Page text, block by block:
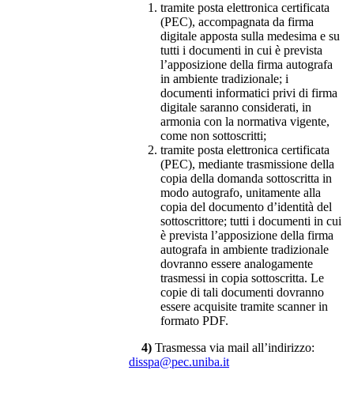
tramite posta elettronica certificata
(PEC), accompagnata da firma
digitale apposta sulla medesima e su
tutti i documenti in cui è prevista
l’apposizione della firma autografa
in ambiente tradizionale; i
documenti informatici privi di firma
digitale saranno considerati, in
armonia con la normativa vigente,
come non sottoscritti;
tramite posta elettronica certificata
(PEC), mediante trasmissione della
copia della domanda sottoscritta in
modo autografo, unitamente alla
copia del documento d’identità del
sottoscrittore; tutti i documenti in cui
è prevista l’apposizione della firma
autografa in ambiente tradizionale
dovranno essere analogamente
trasmessi in copia sottoscritta. Le
copie di tali documenti dovranno
essere acquisite tramite scanner in
formato PDF.
4) Trasmessa via mail all’indirizzo:
disspa@pec.uniba.it